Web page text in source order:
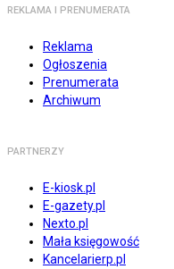
REKLAMA I PRENUMERATA
Reklama
Ogłoszenia
Prenumerata
Archiwum
PARTNERZY
E-kiosk.pl
E-gazety.pl
Nexto.pl
Mała księgowość
Kancelarierp.pl